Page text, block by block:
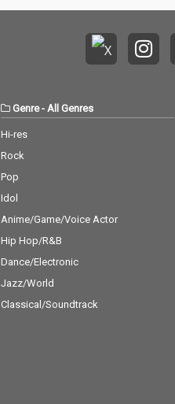
Genre- All Genres
Hi-res
Rock
Pop
Idol
Anime/Game/Voice Actor
Hip Hop/R&B
Dance/Electronic
Jazz/World
Classical/Soundtrack